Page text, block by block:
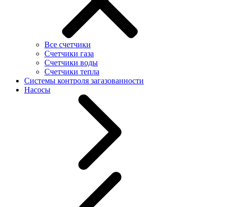
Все счетчики
Счетчики газа
Счетчики воды
Счетчики тепла
Системы контроля загазованности
Насосы